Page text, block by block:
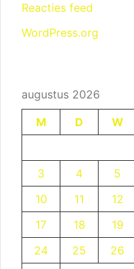
Reacties feed
WordPress.org
augustus 2026
M
D W
3
4 5
10
11 12
17
18 19
24
25 26